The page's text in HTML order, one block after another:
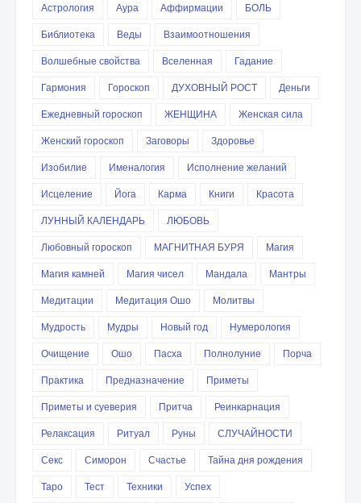
Астрология Аура Аффирмации
БОЛЬ
Библиотека
Веды
Взаимоотношения
Волшебные свойства
Вселенная
Гадание
Гармония
Гороскоп ДУХОВНЫЙ РОСТ
Деньги
Ежедневный гороскоп
ЖЕНЩИНА
Женская сила
Женский гороскоп
Заговоры
Здоровье
Изобилие
Именалогия
Исполнение желаний
Исцеление
Йога Карма Книги
Красота
ЛУННЫЙ КАЛЕНДАРЬ
ЛЮБОВЬ
Любовный гороскоп
МАГНИТНАЯ БУРЯ
Магия
Магия камней
Магия чисел Мандала
Мантры
Медитации
Медитация Ошо
Молитвы
Мудрость
Мудры Новый год
Нумерология
Очищение
Ошо Пасха Полнолуние
Порча
Практика
Предназначение
Приметы
Приметы и суеверия
Притча
Реинкарнация
Релаксация
Ритуал Руны
СЛУЧАЙНОСТИ
Секс
Симорон Счастье
Тайна дня рождения
Таро
Тест Техники
Успех